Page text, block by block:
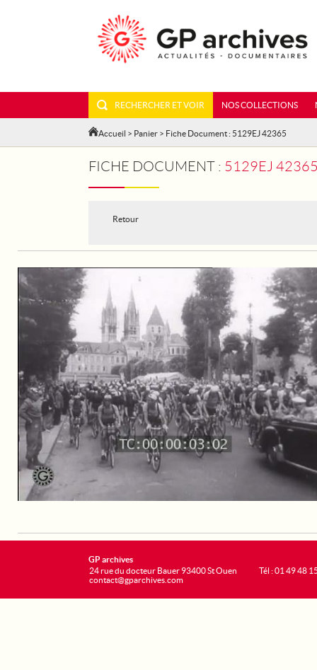
RECHERCHER ET VOIR NOS COLLECTIONS
Accueil > Panier > Fiche Document : 5129EJ 42365
FICHE DOCUMENT : 5129EJ 42365 - TOUR
Retour
GP archives
24 rue du docteur Bauer 93400 St Ouen
contact@gparchives.com
Tél : 01 49 48